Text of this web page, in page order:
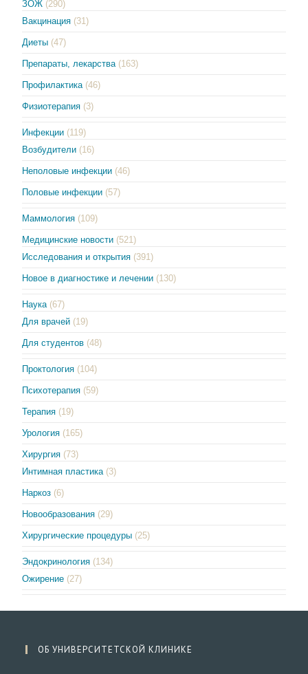
ЗОЖ (290)
Вакцинация (31)
Диеты (47)
Препараты, лекарства (163)
Профилактика (46)
Физиотерапия (3)
Инфекции (119)
Возбудители (16)
Неполовые инфекции (46)
Половые инфекции (57)
Маммология (109)
Медицинские новости (521)
Исследования и открытия (391)
Новое в диагностике и лечении (130)
Наука (67)
Для врачей (19)
Для студентов (48)
Проктология (104)
Психотерапия (59)
Терапия (19)
Урология (165)
Хирургия (73)
Интимная пластика (3)
Наркоз (6)
Новообразования (29)
Хирургические процедуры (25)
Эндокринология (134)
Ожирение (27)
ОБ УНИВЕРСИТЕТСКОЙ КЛИНИКЕ